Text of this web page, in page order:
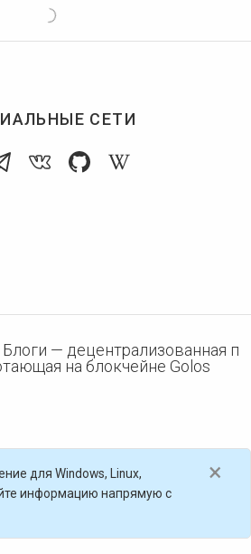
СЕТИ
Блоги — децентрализованная п
на блокчейне Golos
×
для Windows, Linux,
информацию напрямую с